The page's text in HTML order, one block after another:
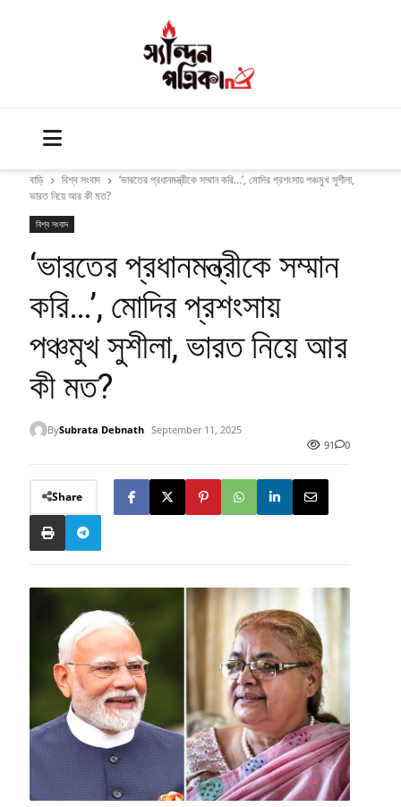
বাড়ি বিশ্ব সংবাদ
‘ভারতের প্রধানমন্ত্রীকে সম্মান করি…’, মোদির প্রশংসায় পঞ্চমুখ সুশীলা,
ভারত নিয়ে আর কী মত?
বিশ্ব সংবাদ
‘ভারতের প্রধানমন্ত্রীকে সম্মান
করি…’, মোদির প্রশংসায়
পঞ্চমুখ সুশীলা, ভারত নিয়ে আর
কী মত?
BySubrata Debnath September 11, 2025
91
0
Share